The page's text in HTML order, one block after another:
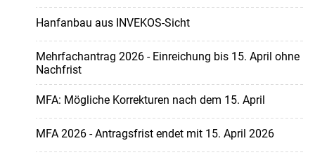
Hanfanbau aus INVEKOS-Sicht
Mehrfachantrag 2026 - Einreichung bis 15. April ohne
Nachfrist
MFA: Mögliche Korrekturen nach dem 15. April
MFA 2026 - Antragsfrist endet mit 15. April 2026